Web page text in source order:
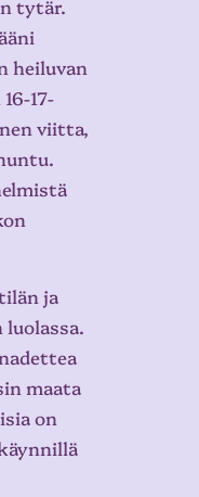
tytär.
heiluvan
17-
viitta,
ja
maata
on